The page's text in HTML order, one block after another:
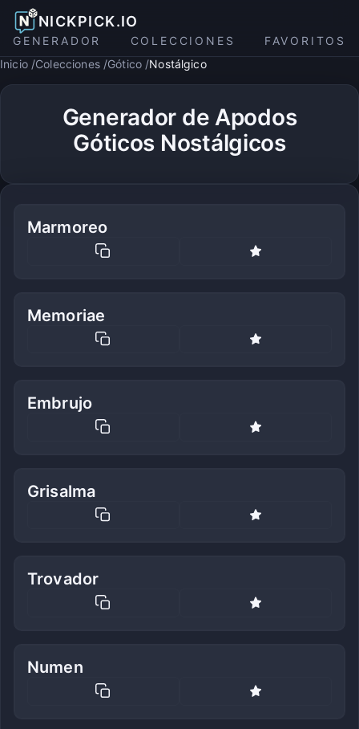
NICKPICK.IO
GENERADOR COLECCIONES
FAVORITOS
Inicio Colecciones Gótico Nostálgico
Generador de Apodos
Góticos Nostálgicos
Marmoreo
Memoriae
Embrujo
Grisalma
Trovador
Numen